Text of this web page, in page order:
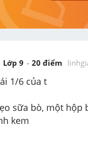
Lớp 9 20 điểm
1/6 của t
sữa bò, một
kem